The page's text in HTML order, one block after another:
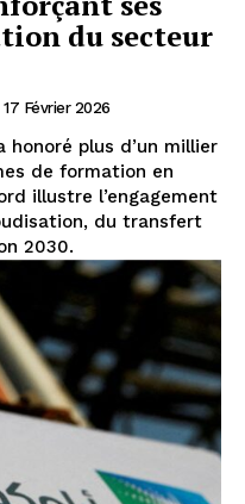
du secteur
17 Février 2026
honoré plus d’un millier
de formation en
illustre l’engagement
du transfert
2030.